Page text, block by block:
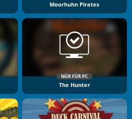
Moorhuhn Pirates
NÜR FÜR PC
The Hunter